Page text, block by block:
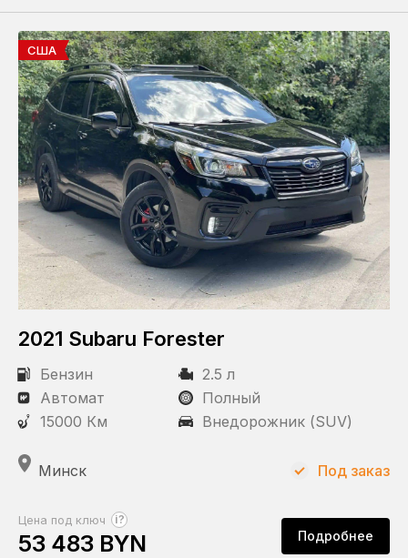
США
2021 Subaru Forester
Бензин
2.5 л
Автомат
Полный
15000 Км
Внедорожник (SUV)
Минск
Цена под ключ ?
53 483 BYN Подробнее
Под заказ